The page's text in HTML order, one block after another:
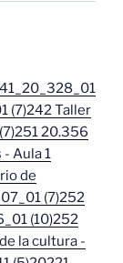
(7)242 Taller
251 20.356
Aula 1
de
(7)252
(10)252
la cultura -